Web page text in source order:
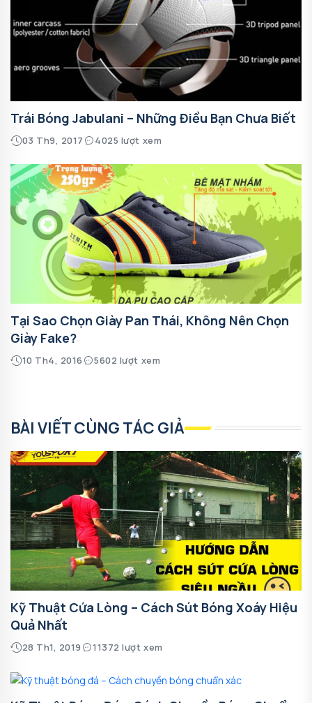
Trái Bóng Jabulani – Những Điều Bạn Chưa Biết
03 Th9, 2017 4025 lượt xem
Tại Sao Chọn Giày Pan Thái, Không Nên Chọn
Giày Fake?
10 Th4, 2016 5602 lượt xem
BÀI VIẾT CÙNG TÁC GIẢ
Kỹ Thuật Cứa Lòng – Cách Sút Bóng Xoáy Hiệu
Quả Nhất
28 Th1, 2019 11372 lượt xem